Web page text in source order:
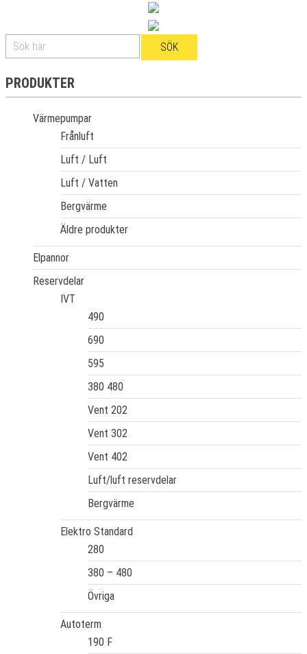
PRODUKTER
Värmepumpar
Frånluft
Luft / Luft
Luft / Vatten
Bergvärme
Äldre produkter
Elpannor
Reservdelar
IVT
490
690
595
380 480
Vent 202
Vent 302
Vent 402
Luft/luft reservdelar
Bergvärme
Elektro Standard
280
380 – 480
Övriga
Autoterm
190 F